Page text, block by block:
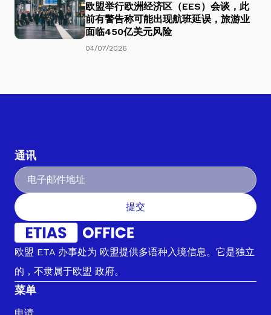
欧盟举行欧洲经济区（EES）会谈，此
前有警告称可能出现航班延误，旅游业
面临450亿美元风险
04/07/2026
通讯
提交
欧盟 ETA 办事处为 欧盟提供多语种入境信息。它是独立
的，不隶属于欧盟 政府。
菜单